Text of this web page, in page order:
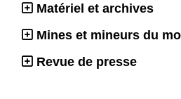
Matériel et archives
Mines et mineurs du
Revue de presse